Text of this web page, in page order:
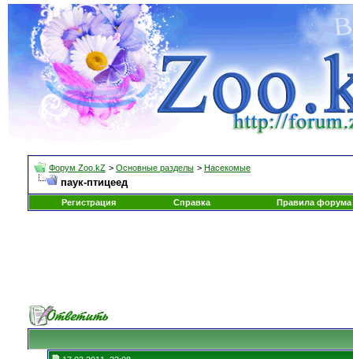
Форум Zoo.kZ > Основные разделы > Насекомые
паук-птицеед
Регистрация Справка Правила форума